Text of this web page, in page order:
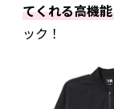
てくれる高機
ック！